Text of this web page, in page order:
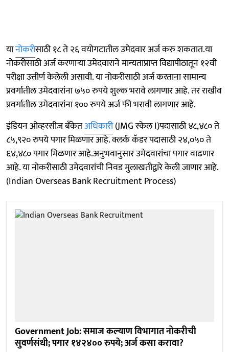
यानोकरीसाठी १८ ते २६ वयोगटातील उमेदवार अर्ज करु शकतात.या
नोकरीसाठी अर्ज करणाऱ्या उमेदवाराने मान्यताप्राप्त विद्यापीठातून १२वी
परीक्षा उत्तीर्ण केलेली असावी. या नोकरीसाठी अर्ज करताना सामान्य
प्रवर्गातील उमेदवारांना ७५० रुपये शुल्क भरावे लागणार आहे. तर राखीव
प्रवर्गातील उमेदवारांना १०० रुपये अर्ज फी भरावी लागणार आहे.
इंडियन ओव्हरसीज बँकेतअधिकारी(JMG स्केल I)पदासाठी ४८,४८० ते
८५,९२० रुपये पगार मिळणार आहे. क्लर्क कॅडर पदासाठी २४,०५० ते
६४,४८० पगार मिळणार आहे.अनुभवानुसार उमेदवारांचा पगार वाढणार
आहे. या नोकरीसाठी उमेदवारांची निवड मुलाखतीद्वारे केली जाणार आहे.
(Indian Overseas Bank Recruitment Process)
Government Job: समाज कल्याण विभागात नोकरीची
सुवर्णसंधी; पगार १४२४०० रुपये; अर्ज कसा करावा?